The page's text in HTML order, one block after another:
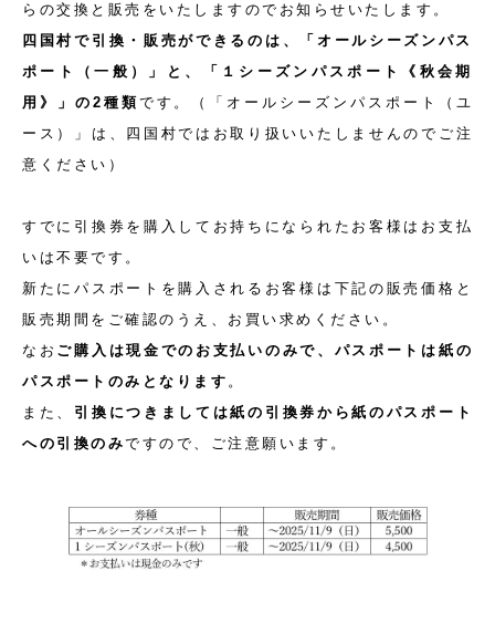
らの交換と販売をいたしますのでお知らせいたします。
四国村で引換・販売ができるのは、「オールシーズンパス
ポート（一般）」と、「１シーズンパスポート《秋会期
用》」の2種類です。（「オールシーズンパスポート（ユ
ース）」は、四国村ではお取り扱いいたしませんのでご注
意ください）
すでに引換券を購入してお持ちになられたお客様はお支払
いは不要です。
新たにパスポートを購入されるお客様は下記の販売価格と
販売期間をご確認のうえ、お買い求めください。
なお ご購入は現金でのお支払いのみで、パスポートは紙の
パスポートのみとなります 。
また、 引換につきましては紙の引換券から紙のパスポート
への引換のみですので、ご注意願います。